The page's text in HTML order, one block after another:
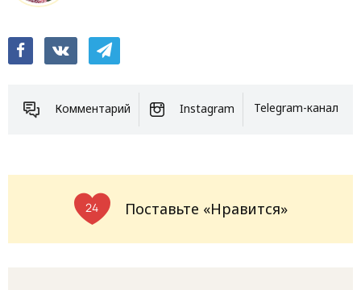
Комментарий Instagram Telegram-канал
24 Поставьте «Нравится»